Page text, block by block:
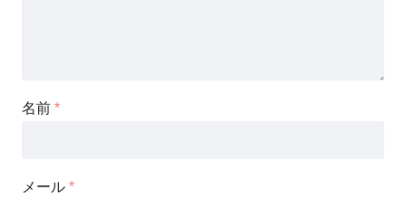
名前 *
メール *